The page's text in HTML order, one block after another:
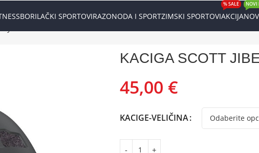
BORILAČKI SPORTOVIRAZONODA I SPORTZIMSKI SPORTOVIAKCIJA
% SALE NOVI
KACIGA SCOTT
45,00 €
KACIGE-VELIČINA